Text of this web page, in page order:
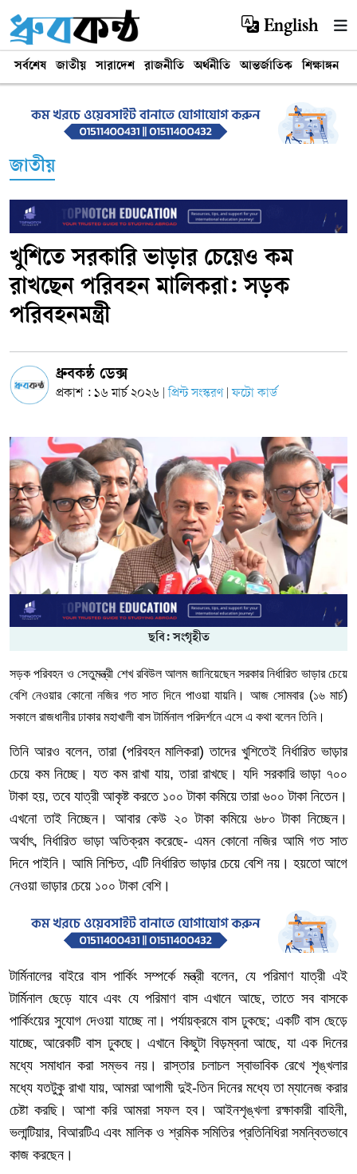
English
সর্বশেষ জাতীয় সারাদেশ রাজনীতি অর্থনীতি আন্তর্জাতিক শিক্ষাঙ্গন
জাতীয়
খুশিতে সরকারি ভাড়ার চেয়েও কম
রাখছেন পরিবহন মালিকরা: সড়ক
পরিবহনমন্ত্রী
ধ্রুবকন্ঠ ডেক্স
প্রকাশ : ১৬ মার্চ ২০২৬ প্রিন্ট সংস্করণ ফটো কার্ড
ছবি: সংগৃহীত
সড়ক পরিবহন ও সেতুমন্ত্রী শেখ রবিউল আলম জানিয়েছেন সরকার নির্ধারিত ভাড়ার চেয়ে
বেশি নেওয়ার কোনো নজির গত সাত দিনে পাওয়া যায়নি। আজসোমবার(১৬ মার্চ)
সকালে রাজধানীর ঢাকার মহাখালী বাস টার্মিনাল পরিদর্শনে এসে এ কথা বলেন তিনি।
তিনি আরও বলেন,তারা(পরিবহন মালিকরা)তাদের খুশিতেই নির্ধারিত ভাড়ার
চেয়ে কম নিচ্ছে। যত কম রাখা যায়,তারা রাখছে। যদি সরকারি ভাড়া ৭০০
টাকা হয়,তবে যাত্রী আকৃষ্ট করতে ১০০ টাকা কমিয়ে তারা ৬০০ টাকা নিতেন।
এখনো তাই নিচ্ছেন। আবার কেউ ২০ টাকা কমিয়ে ৬৮০ টাকা নিচ্ছেন।
অর্থাৎ,নির্ধারিত ভাড়া অতিক্রম করেছে- এমন কোনো নজির আমি গত সাত
দিনে পাইনি। আমি নিশ্চিত, এটি নির্ধারিত ভাড়ার চেয়ে বেশি নয়। হয়তো আগে
নেওয়া ভাড়ার চেয়ে ১০০ টাকা বেশি।
টার্মিনালের বাইরে বাস পার্কিং সম্পর্কে মন্ত্রী বলেন, যে পরিমাণ যাত্রী এই
টার্মিনাল ছেড়ে যাবে এবং যে পরিমাণ বাস এখানে আছে,তাতে সব বাসকে
পার্কিংয়ের সুযোগ দেওয়া যাচ্ছে না। পর্যায়ক্রমে বাস ঢুকছে; একটি বাস ছেড়ে
যাচ্ছে,আরেকটি বাস ঢুকছে। এখানে কিছুটা বিড়ম্বনা আছে, যা এক দিনের
মধ্যে সমাধান করা সম্ভব নয়। রাস্তার চলাচল স্বাভাবিক রেখে শৃঙ্খলার
মধ্যে যতটুকু রাখা যায়,আমরা আগামী দুই-তিন দিনের মধ্যে তা ম্যানেজ করার
চেষ্টা করছি। আশা করি আমরা সফল হব। আইনশৃঙ্খলা রক্ষাকারী বাহিনী,
ভলান্টিয়ার, বিআরটিএ এবং মালিক ও শ্রমিক সমিতির প্রতিনিধিরা সমন্বিতভাবে
কাজ করছেন।